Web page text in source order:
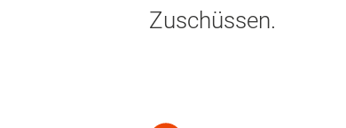
Zuschüssen.